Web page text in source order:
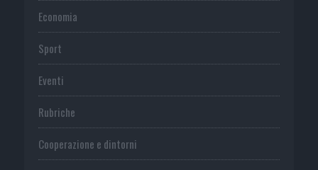
Economia
Sport
Eventi
Rubriche
Cooperazione e dintorni